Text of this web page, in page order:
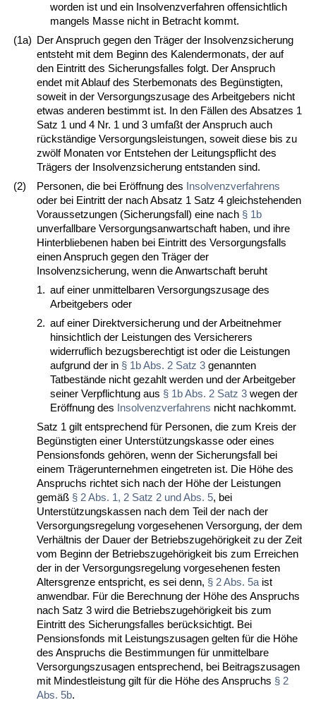
worden ist und ein Insolvenzverfahren offensichtlich
mangels Masse nicht in Betracht kommt.
(1a) Der Anspruch gegen den Träger der Insolvenzsicherung
entsteht mit dem Beginn des Kalendermonats, der auf
den Eintritt des Sicherungsfalles folgt. Der Anspruch
endet mit Ablauf des Sterbemonats des Begünstigten,
soweit in der Versorgungszusage des Arbeitgebers nicht
etwas anderen bestimmt ist. In den Fällen des Absatzes 1
Satz 1 und 4 Nr. 1 und 3 umfaßt der Anspruch auch
rückständige Versorgungsleistungen, soweit diese bis zu
zwölf Monaten vor Entstehen der Leitungspflicht des
Trägers der Insolvenzsicherung entstanden sind.
(2)
Personen, die bei Eröffnung des Insolvenzverfahrens
oder bei Eintritt der nach Absatz 1 Satz 4 gleichstehenden
Voraussetzungen (Sicherungsfall) eine nach § 1b
unverfallbare Versorgungsanwartschaft haben, und ihre
Hinterbliebenen haben bei Eintritt des Versorgungsfalls
einen Anspruch gegen den Träger der
Insolvenzsicherung, wenn die Anwartschaft beruht
1. auf einer unmittelbaren Versorgungszusage des
Arbeitgebers oder
2. auf einer Direktversicherung und der Arbeitnehmer
hinsichtlich der Leistungen des Versicherers
widerruflich bezugsberechtigt ist oder die Leistungen
aufgrund der in § 1b Abs. 2 Satz 3 genannten
Tatbestände nicht gezahlt werden und der Arbeitgeber
seiner Verpflichtung aus § 1b Abs. 2 Satz 3 wegen der
Eröffnung des Insolvenzverfahrens nicht nachkommt.
Satz 1 gilt entsprechend für Personen, die zum Kreis der
Begünstigten einer Unterstützungskasse oder eines
Pensionsfonds gehören, wenn der Sicherungsfall bei
einem Trägerunternehmen eingetreten ist. Die Höhe des
Anspruchs richtet sich nach der Höhe der Leistungen
gemäß § 2 Abs. 1, 2 Satz 2 und Abs. 5, bei
Unterstützungskassen nach dem Teil der nach der
Versorgungsregelung vorgesehenen Versorgung, der dem
Verhältnis der Dauer der Betriebszugehörigkeit zu der Zeit
vom Beginn der Betriebszugehörigkeit bis zum Erreichen
der in der Versorgungsregelung vorgesehenen festen
Altersgrenze entspricht, es sei denn, § 2 Abs. 5a ist
anwendbar. Für die Berechnung der Höhe des Anspruchs
nach Satz 3 wird die Betriebszugehörigkeit bis zum
Eintritt des Sicherungsfalles berücksichtigt. Bei
Pensionsfonds mit Leistungszusagen gelten für die Höhe
des Anspruchs die Bestimmungen für unmittelbare
Versorgungszusagen entsprechend, bei Beitragszusagen
mit Mindestleistung gilt für die Höhe des Anspruchs § 2
Abs. 5b.